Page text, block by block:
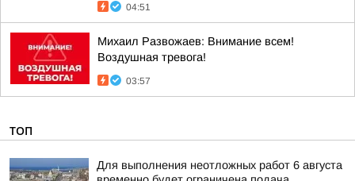
04:51
Михаил Развожаев: Внимание всем!
Воздушная тревога!
03:57
ТОП
Для выполнения неотложных работ 6 августа